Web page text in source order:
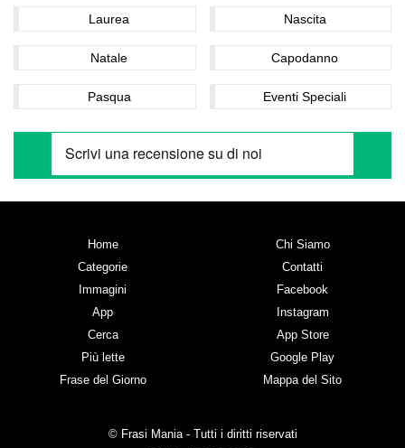
Laurea Nascita
Natale Capodanno
Pasqua Eventi Speciali
Home
Categorie
Immagini
App
Cerca
Più lette
Frase del Giorno
Chi Siamo
Contatti
Facebook
Instagram
App Store
Google Play
Mappa del Sito
© Frasi Mania - Tutti i diritti riservati